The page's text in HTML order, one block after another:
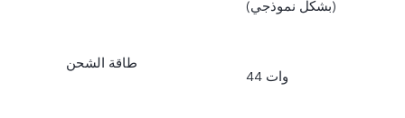
(بشكل نموذجي)
طاقة الشحن
44 وات